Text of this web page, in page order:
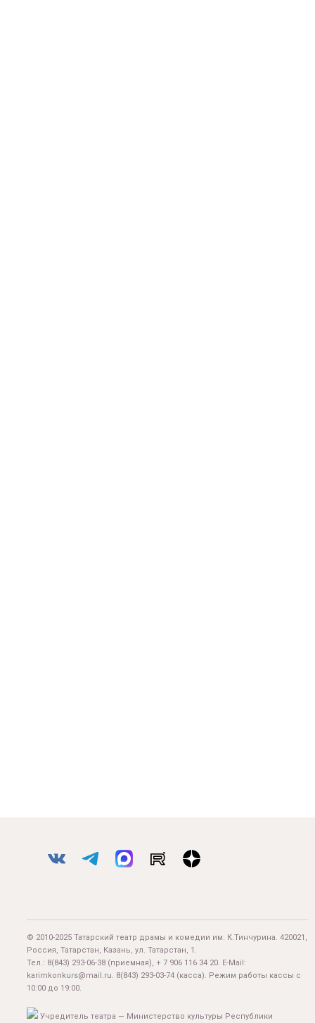
© 2010-2025 Татарский театр драмы и комедии им. К.Тинчурина. 420021,
Россия, Татарстан, Казань, ул. Татарстан, 1.
Тел.: 8(843) 293-06-38 (приемная), + 7 906 116 34 20. E-Mail:
karimkonkurs@mail.ru. 8(843) 293-03-74 (касса). Режим работы кассы с
10:00 до 19:00.
Учредитель театра — Министерство культуры Республики